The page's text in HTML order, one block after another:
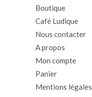
Boutique
Café Ludique
Nous contacter
A propos
Mon compte
Panier
Mentions légales